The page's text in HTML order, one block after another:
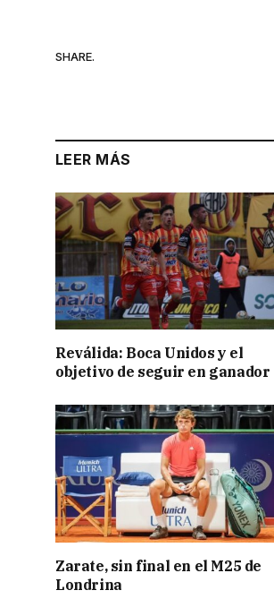
SHARE.
LEER MÁS
Reválida: Boca Unidos y el
objetivo de seguir en ganador
Zarate, sin final en el M25 de
Londrina